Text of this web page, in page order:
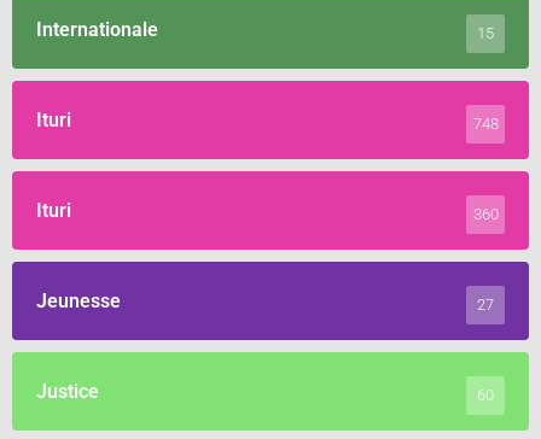
Internationale 15
Ituri 748
Ituri 360
Jeunesse 27
Justice 60